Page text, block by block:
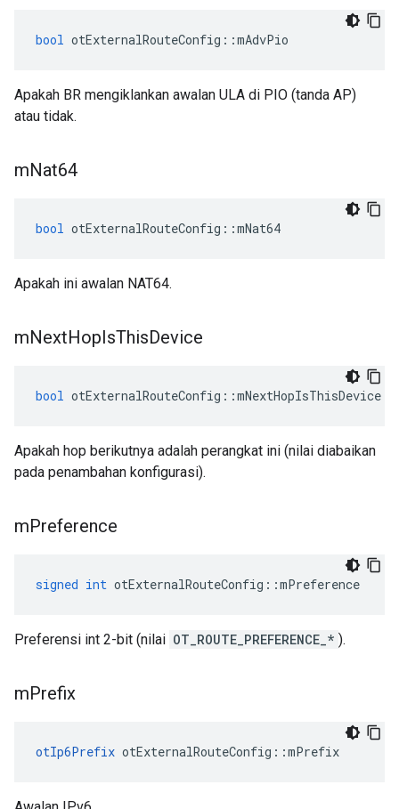
bool otExternalRouteConfig ::mAdvPio
Apakah BR mengiklankan awalan ULA di PIO (tanda AP)
atau tidak.
mNat64
bool otExternalRouteConfig ::mNat64
Apakah ini awalan NAT64.
mNextHopIsThisDevice
bool otExternalRouteConfig ::mNextHopIsThisDevice
Apakah hop berikutnya adalah perangkat ini (nilai diabaikan
pada penambahan konfigurasi).
mPreference
signed int otExternalRouteConfig ::mPreference
Preferensi int 2-bit (nilai OT_ROUTE_PREFERENCE_* ).
mPrefix
otIp6Prefix otExternalRouteConfig ::mPrefix